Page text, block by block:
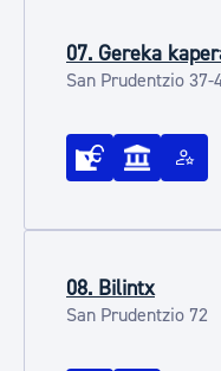
07. Gereka
San Prudentzio 37-
08. Bilintx
San Prudentzio 72